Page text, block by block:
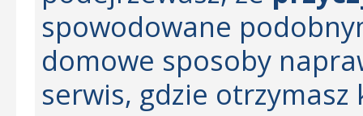
spowodowane
domowe sposoby
serwis, gdzie